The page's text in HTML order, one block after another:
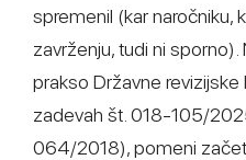
spremenil (kar naročniku,
zavrženju, tudi ni
prakso Državne
zadevah št. 018-105/
064/2018), pomeni